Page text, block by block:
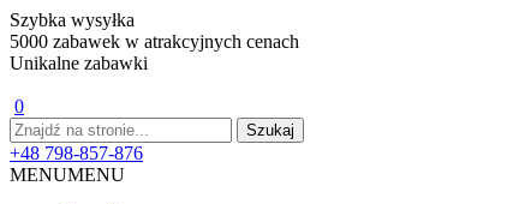
Szybka wysyłka
5000 zabawek w atrakcyjnych cenach
Unikalne zabawki
0
+48 798-857-876
MENUMENU